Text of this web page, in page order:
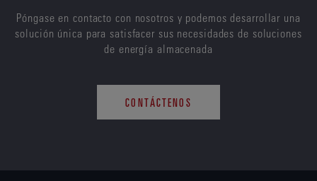
Póngase en contacto con nosotros y podemos desarrollar una
solución única para satisfacer sus necesidades de soluciones
de energía almacenada
CONTÁCTENOS